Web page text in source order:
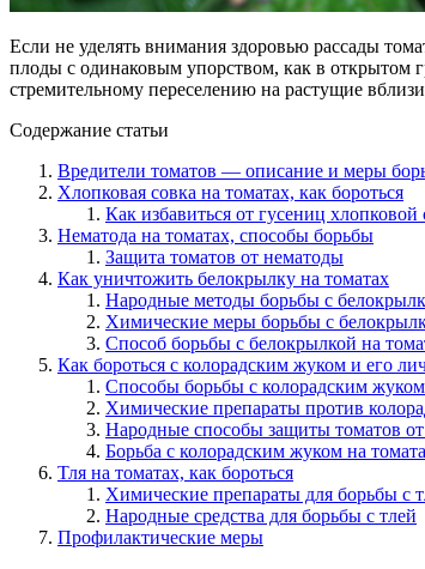
Если не уделять внимания здоровью рассады
плоды с одинаковым упорством, как в открытом
стремительному переселению на растущие
Содержание статьи
Вредители томатов — описание и меры
Хлопковая совка на томатах, как бороться
Как избавиться от гусениц
Нематода на томатах, способы борьбы
Защита томатов от нематоды
Как уничтожить белокрылку на томатах
Народные методы борьбы с
Химические меры борьбы с
Способ борьбы с белокрылкой на
Как бороться с колорадским жуком и его
Способы борьбы с колорадским жуком
Химические препараты против
Народные способы защиты томатов от
Борьба с колорадским жуком на
Тля на томатах, как бороться
Химические препараты для борьбы с
Народные средства для борьбы с тлей
Профилактические меры